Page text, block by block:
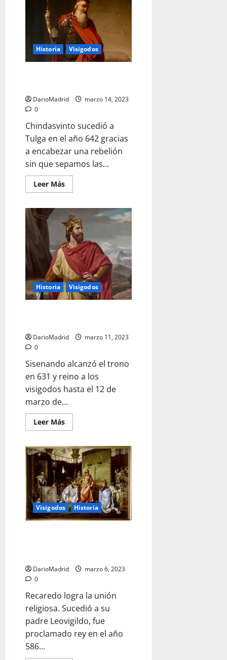
rey
visigodo
que
accedió
al
poder
con
esparto
Historia Visigodos
DarioMadrid
marzo 14, 2023
0
Chindasvinto sucedió a
Tulga en el año 642 gracias
a encabezar una rebelión
sin que sepamos las...
Leer MásLeer
más
Chindasvinto,
el
terrible
rey
anciano
Historia Visigodos
DarioMadrid
marzo 11, 2023
0
Sisenando alcanzó el trono
en 631 y reino a los
visigodos hasta el 12 de
marzo de...
Leer MásLeer
más
Sisenando,
un
rey
ilegítimo
que
sacralizó
la
monarquía
Visigodos Historia
DarioMadrid
marzo 6, 2023
0
Recaredo logra la unión
religiosa. Sucedió a su
padre Leovigildo, fue
proclamado rey en el año
586...